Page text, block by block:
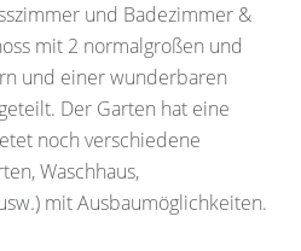
und Badezimmer &
mit 2 normalgroßen und
und einer wunderbaren
Der Garten hat eine
noch verschiedene
Waschhaus,
mit Ausbaumöglichkeiten.